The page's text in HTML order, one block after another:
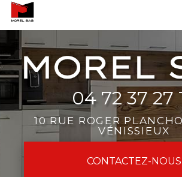
Aller
au
principal
04 72 37 27
10 RUE ROGER
VÉNISSIEUX
CONTACTEZ-NOUS